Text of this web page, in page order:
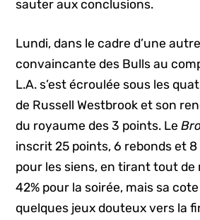
sauter aux conclusions.
Lundi, dans le cadre d’une
convaincante des Bulls au
L.A. s’est écroulée sous les
de Russell Westbrook et son
du royaume des 3 points. Le
inscrit 25 points, 6 rebonds et
pour les siens, en tirant tout de
42% pour la soirée, mais sa
quelques jeux douteux vers la